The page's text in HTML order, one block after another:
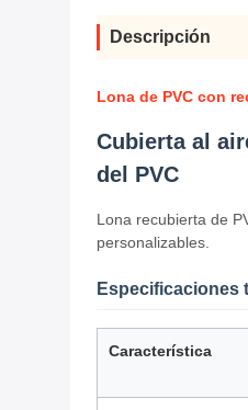
Descripción
Lona de PVC con
Cubierta al
del PVC
Lona recubierta de
personalizables.
Especificaciones
Característica